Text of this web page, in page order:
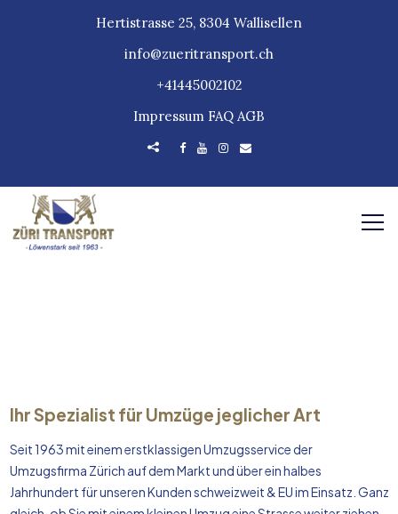
Hertistrasse 25, 8304 Wallisellen
info@zueritransport.ch
+41445002102
Impressum FAQ AGB
Ihr Spezialist für Umzüge jeglicher Art
Seit 1963 mit einem erstklassigen Umzugsservice der
Umzugsfirma Zürich auf dem Markt und über ein halbes
Jahrhundert für unseren Kunden schweizweit & EU im Einsatz. Ganz